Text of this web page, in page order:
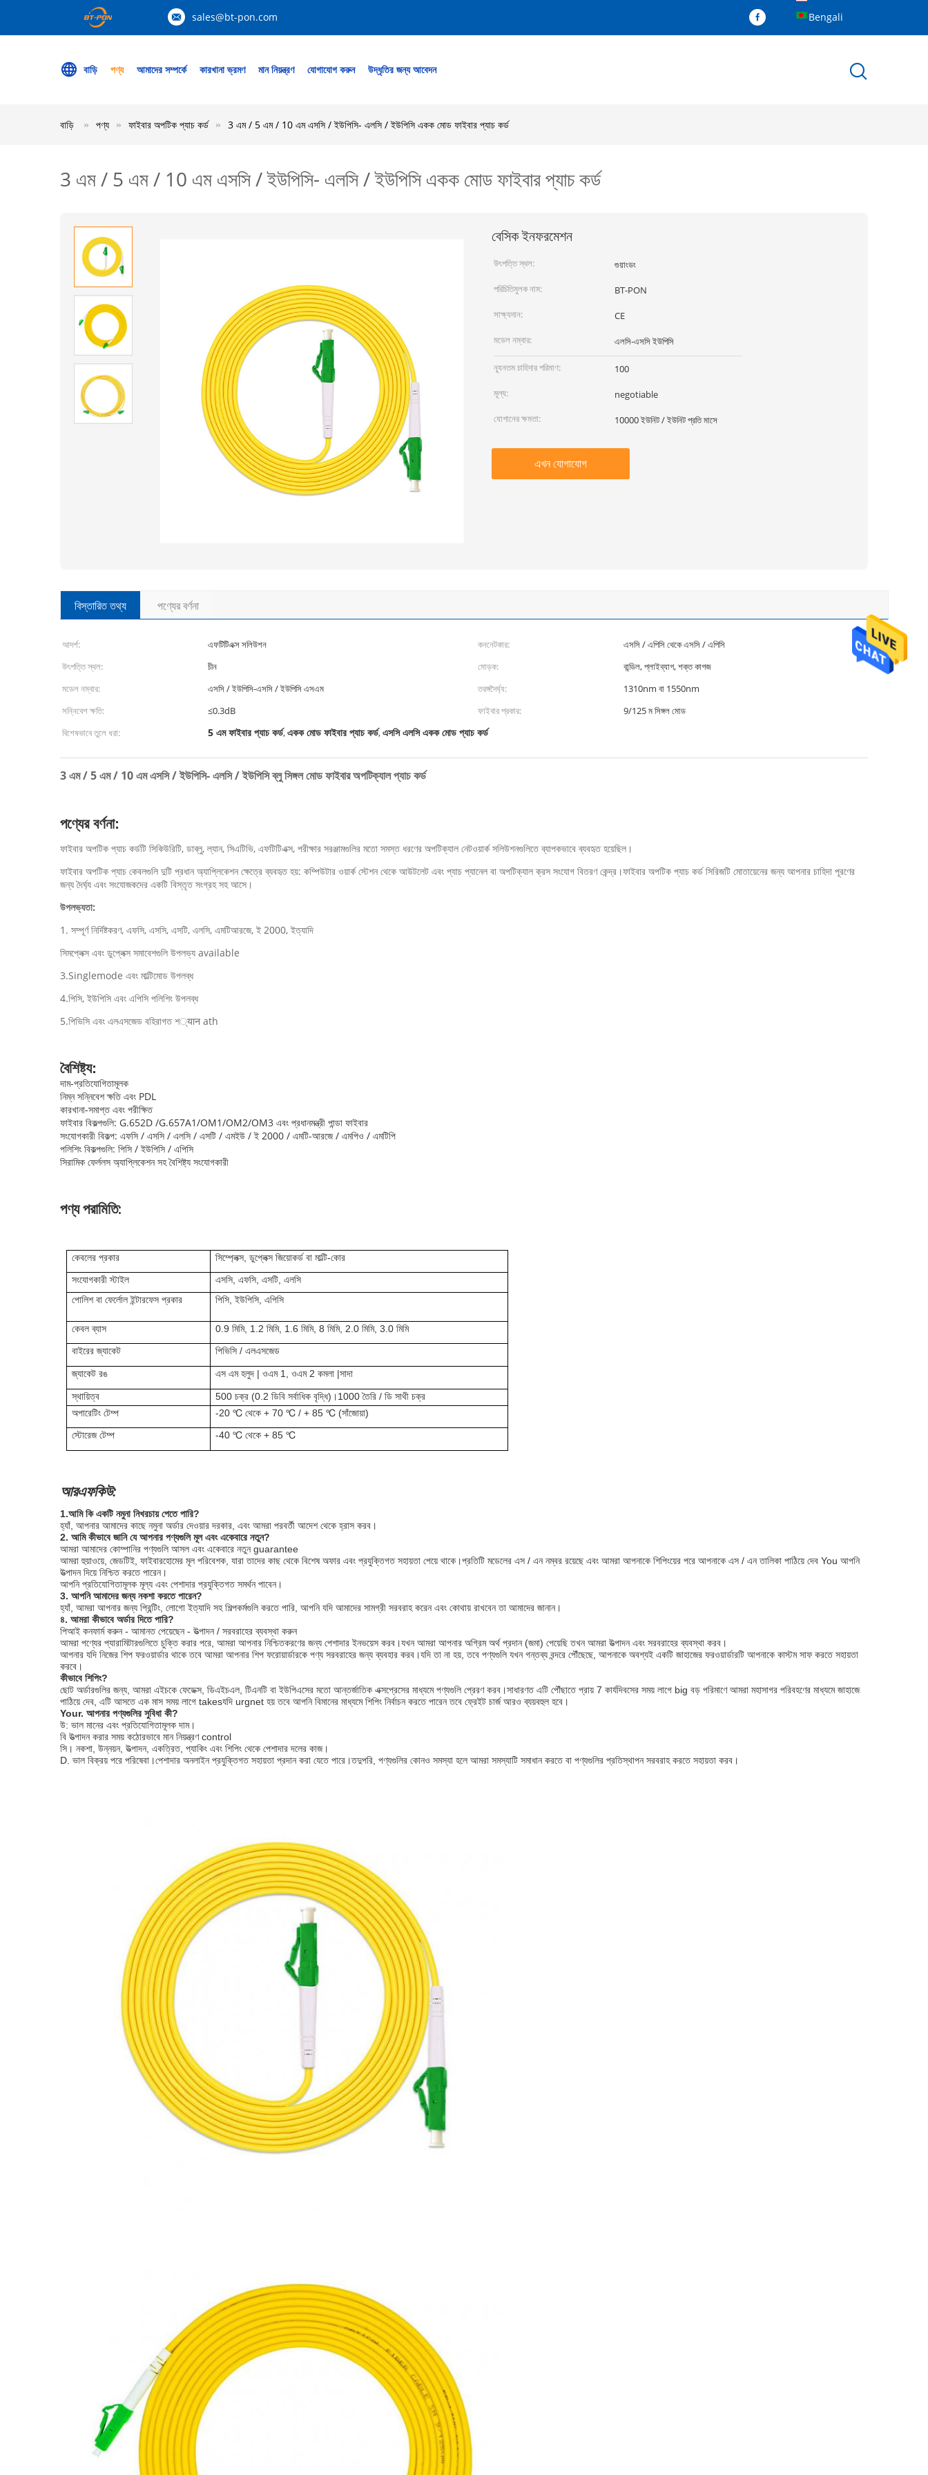
sales@bt-pon.com Bengali
বাড়ি পণ্য আমাদের সম্পর্কে কারখানা ভ্রমণ মান নিয়ন্ত্রণ যোগাযোগ করুন উদ্ধৃতির জন্য আবেদন
বাড়ি পণ্য ফাইবার অপটিক প্যাচ কর্ড 3 এম / 5 এম / 10 এম এসসি / ইউপিসি- এলসি / ইউপিসি একক মোড ফাইবার প্যাচ কর্ড
3 এম / 5 এম / 10 এম এসসি / ইউপিসি- এলসি / ইউপিসি একক মোড ফাইবার প্যাচ কর্ড
বেসিক ইনফরমেশন
উৎপত্তি স্থল:
গুয়াংডং
পরিচিতিমুলক নাম:
BT-PON
সাক্ষ্যদান:
CE
মডেল নম্বার:
এলসি-এসসি ইউপিসি
ন্যূনতম চাহিদার পরিমাণ:
100
মূল্য:
negotiable
যোগানের ক্ষমতা:
10000 ইউনিট / ইউনিট প্রতি মাসে
এখন যোগাযোগ
বিস্তারিত তথ্য পণ্যের বর্ণনা
আদর্শ: এফটিটিএক্স সলিউশন কননেটকার:
এসসি / এপিসি থেকে এসসি / এপিসি
উৎপত্তি স্থল:
চীন মোড়ক:
বান্ডিল, প্লাইব্যাগ, শক্ত কাগজ
মডেল নম্বার:
এসসি / ইউপিসি-এসসি / ইউপিসি এসএম তরঙ্গদৈর্ঘ্য:
1310nm বা 1550nm
সন্নিবেশ ক্ষতি:
≤0.3dB ফাইবার প্রকার:
9/125 ম সিঙ্গল মোড
বিশেষভাবে তুলে ধরা:
5 এম ফাইবার প্যাচ কর্ড,একক মোড ফাইবার প্যাচ কর্ড,এসসি এলসি একক মোড প্যাচ কর্ড
3 এম / 5 এম / 10 এম এসসি / ইউপিসি- এলসি / ইউপিসি ব্লু সিঙ্গল মোড ফাইবার অপটিক্যাল প্যাচ কর্ড
পণ্যের বর্ণনা:
ফাইবার অপটিক প্যাচ কর্ডটি সিকিউরিটি, ডাব্লু, ল্যান, সিএটিভি, এফটিটিএক্স, পরীক্ষার সরঞ্জামগুলির মতো সমস্ত ধরণের অপটিক্যাল নেটওয়ার্ক সলিউশনগুলিতে ব্যাপকভাবে ব্যবহৃত হয়েছিল।
ফাইবার অপটিক প্যাচ কেবলগুলি দুটি প্রধান অ্যাপ্লিকেশন ক্ষেত্রে ব্যবহৃত হয়: কম্পিউটার ওয়ার্ক স্টেশন থেকে আউটলেট এবং প্যাচ প্যানেল বা অপটিক্যাল ক্রস সংযোগ বিতরণ কেন্দ্র।ফাইবার অপটিক প্যাচ কর্ড সিরিজটি মোতায়েনের জন্য আপনার চাহিদা পূরণের
জন্য দৈর্ঘ্য এবং সংযোজকদের একটি বিস্তৃত সংগ্রহ সহ আসে।
উপলভ্যতা:
1. সম্পূর্ণ নির্দিষ্টকরণ, এফসি, এসসি, এসটি, এলসি, এমটিআরজে, ই 2000, ইত্যাদি
সিমপ্লেক্স এবং ডুপ্লেক্স সমাবেশগুলি উপলভ্য available
3.Singlemode এবং মাল্টিমোড উপলব্ধ
4.পিসি, ইউপিসি এবং এপিসি পলিশিং উপলব্ধ
5.পিভিসি এবং এলএসজেড বহিরাগত শ्यान ath
বৈশিষ্ট্য:
দাম-প্রতিযোগিতামূলক
নিম্ন সন্নিবেশ ক্ষতি এবং PDL
কারখানা-সমাপ্ত এবং পরীক্ষিত
ফাইবার বিকল্পগুলি: G.652D /G.657A1/OM1/OM2/OM3 এবং প্রধানমন্ত্রী পান্ডা ফাইবার
সংযোগকারী বিকল্প: এফসি / এসসি / এলসি / এসটি / এমইউ / ই 2000 / এমটি-আরজে / এমপিও / এমটিপি
পলিশিং বিকল্পগুলি: পিসি / ইউপিসি / এপিসি
সিরামিক ফের্ললস অ্যাপ্লিকেশন সহ বৈশিষ্ট্য সংযোগকারী
পণ্য পরামিতি:
কেবলের প্রকার
সিম্প্লেক্স, ডুপ্লেক্স জিয়োকর্ড বা মাল্টি-কোর
সংযোগকারী স্টাইল
এসসি, এফসি, এসটি, এলসি
পোলিশ বা ফের্লোল ইন্টারফেস প্রকার
পিসি, ইউপিসি, এপিসি
কেবল ব্যাস
0.9 মিমি, 1.2 মিমি, 1.6 মিমি, 8 মিমি, 2.0 মিমি, 3.0 মিমি
বাইরের জ্যাকেট
পিভিসি / এলএসজেড
জ্যাকেট রঙ এস এম হলুদ | ওএম 1, ওএম 2 কমলা |সাদা
স্থায়িত্ব
500 চক্র (0.2 ডিবি সর্বাধিক বৃদ্ধি)।1000 তৈরি / ডি সাথী চক্র
অপারেটিং টেম্প
-20 ℃ থেকে + 70 ℃ / + 85 ℃ (সাঁজোয়া)
স্টোরেজ টেম্প
-40 ℃ থেকে + 85 ℃
আরএফকিউ:
1.আমি কি একটি নমুনা নিখরচায় পেতে পারি?
হ্যাঁ, আপনার আমাদের কাছে নমুনা অর্ডার দেওয়ার দরকার, এবং আমরা পরবর্তী আদেশ থেকে হ্রাস করব।
2. আমি কীভাবে জানি যে আপনার পণ্যগুলি মূল এবং একেবারে নতুন?
আমরা আমাদের কোম্পানির পণ্যগুলি আসল এবং একেবারে নতুন guarantee
আমরা হুয়াওয়ে, জেডটিই, ফাইবারহোমের মূল পরিবেশক, যারা তাদের কাছ থেকে বিশেষ অফার এবং প্রযুক্তিগত সহায়তা পেয়ে থাকে।প্রতিটি মডেলের এস / এন নম্বর রয়েছে এবং আমরা আপনাকে শিপিংয়ের পরে আপনাকে এস / এন তালিকা পাঠিয়ে দেব You আপনি
উত্পাদন দিয়ে নিশ্চিত করতে পারেন।
আপনি প্রতিযোগিতামূলক মূল্য এবং পেশাদার প্রযুক্তিগত সমর্থন পাবেন।
3. আপনি আমাদের জন্য নকশা করতে পারেন?
হ্যাঁ, আমরা আপনার জন্য প্রিন্টিং, লোগো ইত্যাদি সহ শিল্পকর্মগুলি করতে পারি, আপনি যদি আমাদের সামগ্রী সরবরাহ করেন এবং কোথায় রাখবেন তা আমাদের জানান।
৪. আমরা কীভাবে অর্ডার দিতে পারি?
পিআই কনফার্ম করুন - আমানত পেয়েছেন - উত্পাদন / সরবরাহের ব্যবস্থা করুন
আমরা পণ্যের প্যারামিটারগুলিতে চুক্তি করার পরে, আমরা আপনার নিশ্চিতকরণের জন্য পেশাদার ইনভয়েস করব।যখন আমরা আপনার অগ্রিম অর্থ প্রদান (জমা) পেয়েছি তখন আমরা উত্পাদন এবং সরবরাহের ব্যবস্থা করব।
আপনার যদি নিজের শিপ ফরওয়ার্ডার থাকে তবে আমরা আপনার শিপ ফরোয়ার্ডারকে পণ্য সরবরাহের জন্য ব্যবহার করব।যদি তা না হয়, তবে পণ্যগুলি যখন গন্তব্য বন্দরে পৌঁছেছে, আপনাকে অবশ্যই একটি জাহাজের ফরওয়ার্ডারটি আপনাকে কাস্টম সাফ করতে সহায়তা
করবে।
কীভাবে শিপিং?
ছোট অর্ডারগুলির জন্য, আমরা এইচকে ফেডেক্স, ডিএইচএল, টিএনটি বা ইউপিএসের মতো আন্তর্জাতিক এক্সপ্রেসের মাধ্যমে পণ্যগুলি প্রেরণ করব।সাধারণত এটি পৌঁছাতে প্রায় 7 কার্যদিবসের সময় লাগে big বড় পরিমাণে আমরা মহাসাগর পরিবহণের মাধ্যমে জাহাজে
পাঠিয়ে দেব, এটি আসতে এক মাস সময় লাগে takesযদি urgnet হয় তবে আপনি বিমানের মাধ্যমে শিপিং নির্বাচন করতে পারেন তবে ফ্রেইট চার্জ আরও ব্যয়বহুল হবে।
Your. আপনার পণ্যগুলির সুবিধা কী?
উ: ভাল মানের এবং প্রতিযোগিতামূলক দাম।
বি উত্পাদন করার সময় কঠোরভাবে মান নিয়ন্ত্রণ control
সি। নকশা, উন্নয়ন, উত্পাদন, একত্রিত, প্যাকিং এবং শিপিং থেকে পেশাদার দলের কাজ।
D. ভাল বিক্রয় পরে পরিষেবা।পেশাদার অনলাইন প্রযুক্তিগত সহায়তা প্রদান করা যেতে পারে।তদুপরি, পণ্যগুলির কোনও সমস্যা হলে আমরা সমস্যাটি সমাধান করতে বা পণ্যগুলির প্রতিস্থাপন সরবরাহ করতে সহায়তা করব।